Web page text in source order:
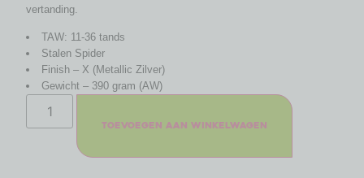
vertanding.
TAW: 11-36 tands
Stalen Spider
Finish – X (Metallic Zilver)
Gewicht – 390 gram (AW)
Toevoegen aan winkelwagen